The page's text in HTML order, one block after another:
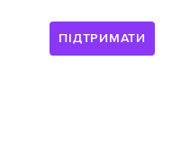
ПІДТРИМАТИ